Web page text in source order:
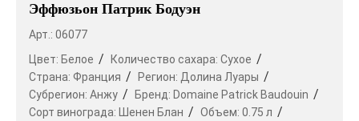
Эффюзьон Патрик Бодуэн
Арт.: 06077
Цвет: Белое Количество сахара: Сухое
Страна: Франция Регион: Долина Луары
Субрегион: Анжу Бренд: Domaine Patrick Baudouin
Сорт винограда: Шенен Блан Объем: 0.75 л